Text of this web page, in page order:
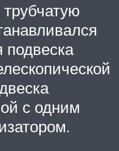
подвеска
с одним